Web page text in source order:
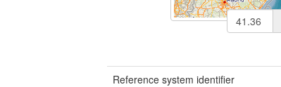
Reference system identifier